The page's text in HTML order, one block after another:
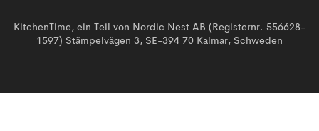
KitchenTime, ein Teil von Nordic Nest AB (Registernr. 556628-
1597) Stämpelvägen 3, SE-394 70 Kalmar, Schweden